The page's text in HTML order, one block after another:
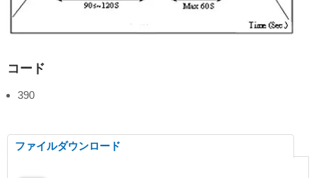
コード
390
ファイルダウンロード